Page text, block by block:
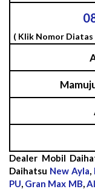
( Klik Nomor Diatas
Dealer Mobil
Daihatsu New Ayla,
PU, Gran Max MB,